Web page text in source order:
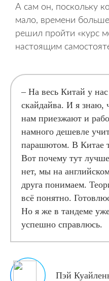
А сам он, поскольку
мало, времени
решил пройти «курс
настоящим
– На весь Китай у
скайдайва. И я знаю,
нам приезжают и
намного дешевле
парашютом. В Китае
Вот почему тут
нет, мы на
друга понимаем.
всё понятно.
Но я же в тандеме
успешно справлюсь.
Пэй